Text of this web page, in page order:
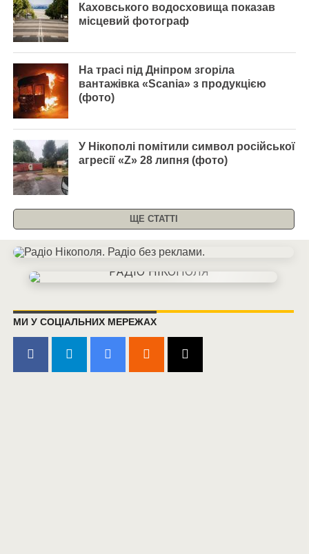
Каховського водосховища показав
місцевий фотограф
На трасі під Дніпром згоріла
вантажівка «Scania» з продукцією
(фото)
У Нікополі помітили символ російської
агресії «Z» 28 липня (фото)
ЩЕ СТАТТІ
МИ У СОЦІАЛЬНИХ МЕРЕЖАХ